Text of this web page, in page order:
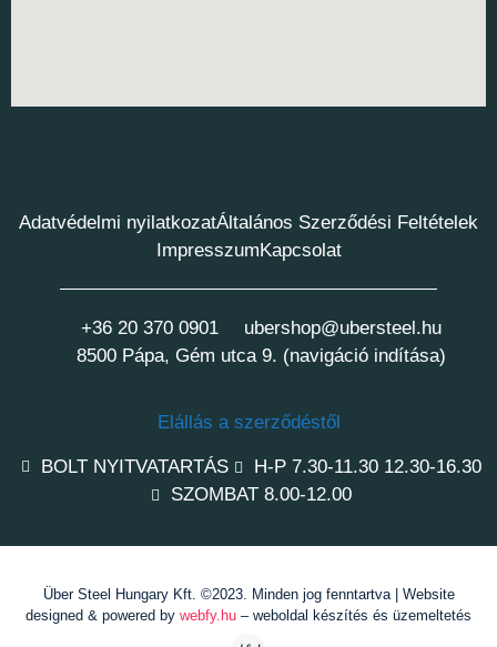
Adatvédelmi nyilatkozatÁltalános Szerződési Feltételek
Impresszum Kapcsolat
+36 20 370 0901
ubershop@ubersteel.hu
8500 Pápa, Gém utca 9. (navigáció indítása)
Elállás a szerződéstől
BOLT NYITVATARTÁS
H-P 7.30-11.30 12.30-16.30
SZOMBAT 8.00-12.00
Über Steel Hungary Kft. ©2023. Minden jog fenntartva | Website
designed & powered by webfy.hu – weboldal készítés és üzemeltetés